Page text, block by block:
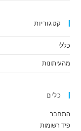
קטגוריות
כללי
מהעיתונות
כלים
התחבר
פיד רשומות